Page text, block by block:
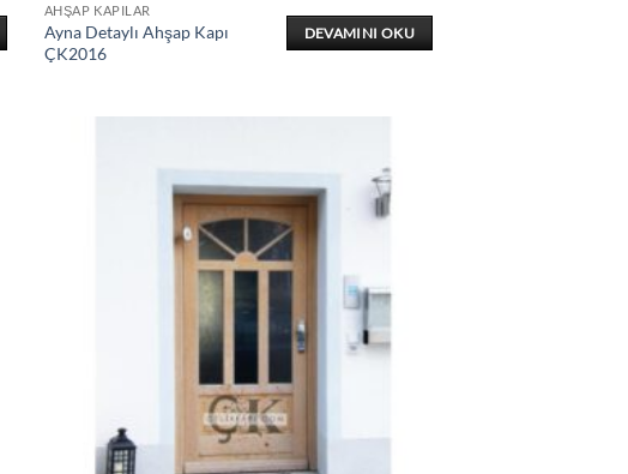
AHŞAP KAPILAR
Ayna Detaylı Ahşap Kapı
ÇK2016
DEVAMINI OKU